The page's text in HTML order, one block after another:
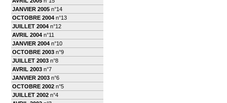
JANVIER 2005 n°14
OCTOBRE 2004 n°13
JUILLET 2004 n°12
AVRIL 2004 n°11
JANVIER 2004 n°10
OCTOBRE 2003 n°9
JUILLET 2003 n°8
AVRIL 2003 n°7
JANVIER 2003 n°6
OCTOBRE 2002 n°5
JUILLET 2002 n°4